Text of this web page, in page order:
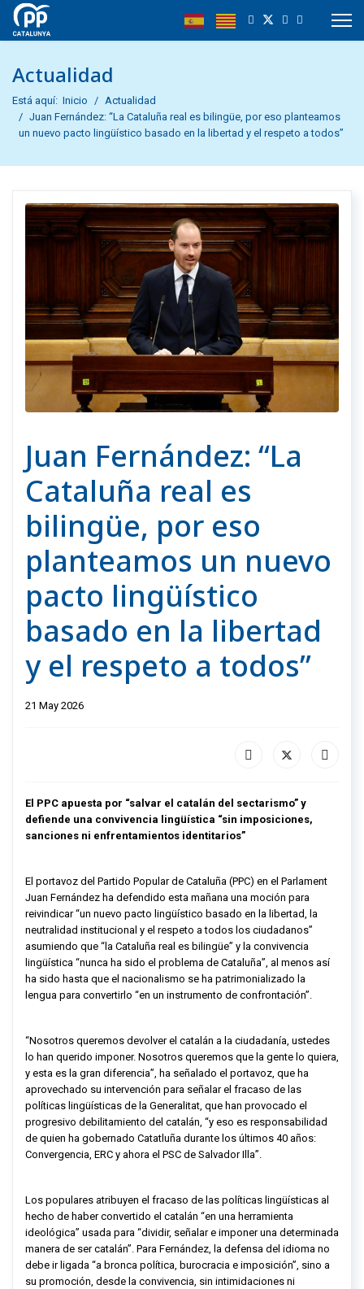
Actualidad
Está aquí: Inicio
Actualidad
Juan Fernández: “La Cataluña real es bilingüe, por eso planteamos
un nuevo pacto lingüístico basado en la libertad y el respeto a todos”
Juan Fernández: “La
Cataluña real es
bilingüe, por eso
planteamos un nuevo
pacto lingüístico
basado en la libertad
y el respeto a todos”
21 May 2026
El PPC apuesta por “salvar el catalán del sectarismo” y
defiende una convivencia lingüística “sin imposiciones,
sanciones ni enfrentamientos identitarios”
El portavoz del Partido Popular de Cataluña (PPC) en el Parlament
Juan Fernández ha defendido esta mañana una moción para
reivindicar “un nuevo pacto lingüístico basado en la libertad, la
neutralidad institucional y el respeto a todos los ciudadanos”
asumiendo que “la Cataluña real es bilingüe” y la convivencia
lingüística “nunca ha sido el problema de Cataluña”, al menos así
ha sido hasta que el nacionalismo se ha patrimonializado la
lengua para convertirlo “en un instrumento de confrontación”.
“Nosotros queremos devolver el catalán a la ciudadanía, ustedes
lo han querido imponer. Nosotros queremos que la gente lo quiera,
y esta es la gran diferencia”, ha señalado el portavoz, que ha
aprovechado su intervención para señalar el fracaso de las
políticas lingüísticas de la Generalitat, que han provocado el
progresivo debilitamiento del catalán, “y eso es responsabilidad
de quien ha gobernado Catatluña durante los últimos 40 años:
Convergencia, ERC y ahora el PSC de SalvadorIlla”.
Los populares atribuyen el fracaso de las políticas lingüísticas al
hecho de haber convertido el catalán “en una herramienta
ideológica” usada para “dividir, señalar e imponer una determinada
manera de ser catalán”. Para Fernández, la defensa del idioma no
debe ir ligada “a bronca política, burocracia e imposición”, sino a
su promoción, desde la convivencia, sin intimidaciones ni